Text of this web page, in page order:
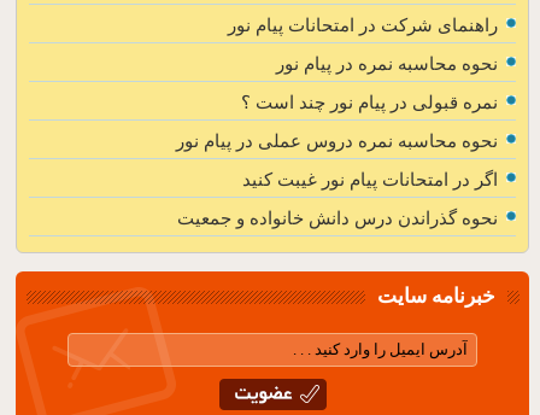
راهنمای شرکت در امتحانات پیام نور
نحوه محاسبه نمره در پیام نور
نمره قبولی در پیام نور چند است ؟
نحوه محاسبه نمره دروس عملی در پیام نور
اگر در امتحانات پیام نور غیبت کنید
نحوه گذراندن درس دانش خانواده و جمعیت
خبرنامه سایت